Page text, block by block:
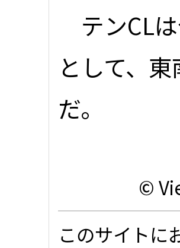
テンCL
として、
だ。
©
このサイトに